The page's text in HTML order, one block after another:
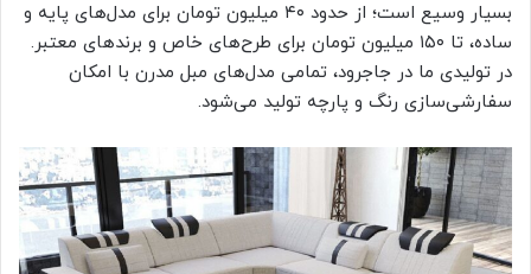
بسیار وسیع است؛ از حدود ۴۰ میلیون تومان برای مدل‌های پایه و
ساده، تا ۱۵۰ میلیون تومان برای طرح‌های خاص و برندهای معتبر.
در تولیدی ما در جاجرود، تمامی مدل‌های مبل مدرن با امکان
سفارشی‌سازی رنگ و پارچه تولید می‌شود.